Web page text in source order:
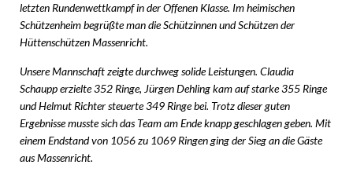
letzten Rundenwettkampf in der Offenen Klasse. Im heimischen
Schützenheim begrüßte man die Schützinnen und Schützen der
Hüttenschützen Massenricht.
Unsere Mannschaft zeigte durchweg solide Leistungen. Claudia
Schaupp erzielte 352 Ringe, Jürgen Dehling kam auf starke 355 Ringe
und Helmut Richter steuerte 349 Ringe bei. Trotz dieser guten
Ergebnisse musste sich das Team am Ende knapp geschlagen geben. Mit
einem Endstand von 1056 zu 1069 Ringen ging der Sieg an die Gäste
aus Massenricht.